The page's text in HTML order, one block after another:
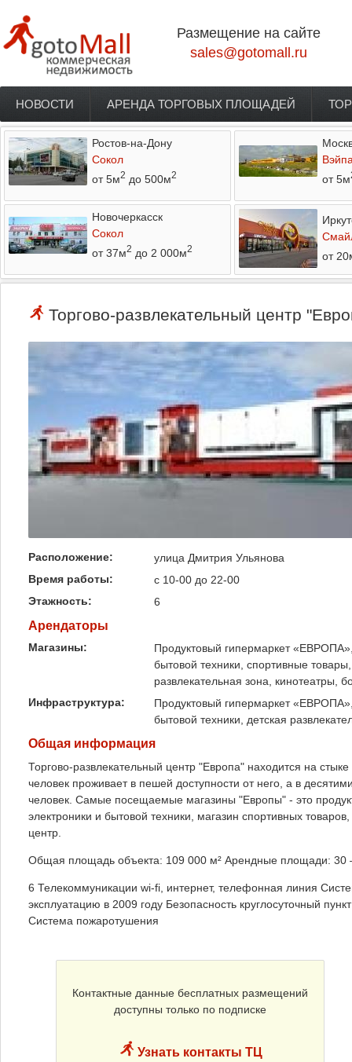
Размещение на сайте
sales@gotomall.ru
Главное меню
НОВОСТИ АРЕНДА ТОРГОВЫХ ПЛОЩАДЕЙ
Ростов-на-Дону
Сокол
от 5м2 до 500м2
от 5м
Новочеркасск
Сокол
от 37м2 до 2 000м2
от
Торгово-развлекательный центр
Расположение:
улица Дмитрия Ульянова
Время работы:
с 10-00 до 22-00
Этажность:
6
Арендаторы
Магазины:
Продуктовый гипермаркет
бытовой техники, спортивные
развлекательная зона, кинотеатры,
Инфраструктура:
Продуктовый гипермаркет
бытовой техники, детская
Общая информация
Торгово-развлекательный центр "Европа" находится на
человек проживает в пешей доступности от него, а в
человек. Самые посещаемые магазины "Европы" - это
электроники и бытовой техники, магазин спортивных
центр.
Общая площадь объекта: 109 000 м² Арендные площади: 30
6 Телекоммуникации wi-fi, интернет, телефонная линия
эксплуатацию в 2009 году Безопасность круглосуточный
Система пожаротушения
Контактные данные бесплатных размещений
доступны только по подписке
Узнать контакты ТЦ